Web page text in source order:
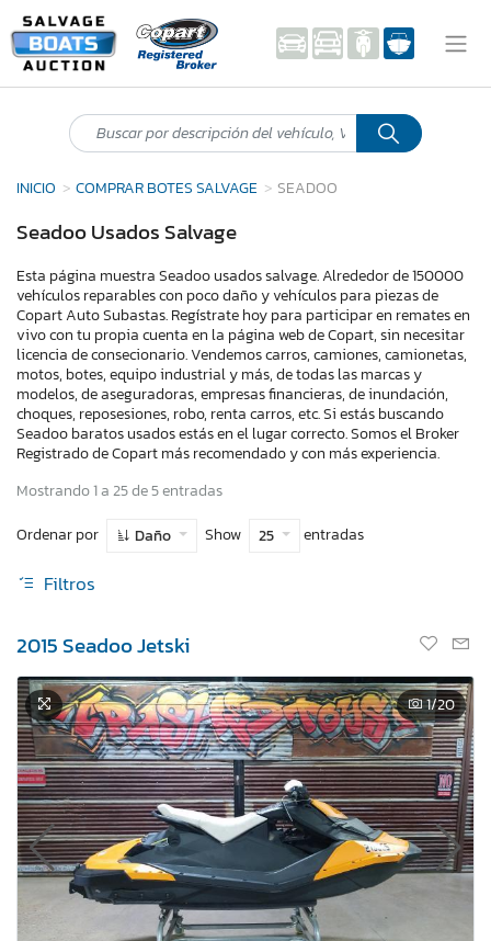
INICIO COMPRAR BOTES SALVAGE SEADOO
Seadoo Usados Salvage
Esta página muestra Seadoo usados salvage. Alrededor de 150000
vehículos reparables con poco daño y vehículos para piezas de
Copart Auto Subastas. Regístrate hoy para participar en remates en
vivo con tu propia cuenta en la página web de Copart, sin necesitar
licencia de consecionario. Vendemos carros, camiones, camionetas,
motos, botes, equipo industrial y más, de todas las marcas y
modelos, de aseguradoras, empresas financieras, de inundación,
choques, reposesiones, robo, renta carros, etc. Si estás buscando
Seadoo baratos usados estás en el lugar correcto. Somos el Broker
Registrado de Copart más recomendado y con más experiencia.
Mostrando 1 a 25 de 5 entradas
Ordenar por
Daño Show 25 entradas
Filtros
2015 Seadoo Jetski
1/20